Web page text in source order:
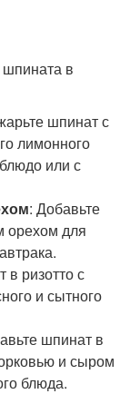
шпината в
шпинат с
лимонного
или с
: Добавьте
орехом для
в ризотто с
и сытного
шпинат в
и сыром
блюда.